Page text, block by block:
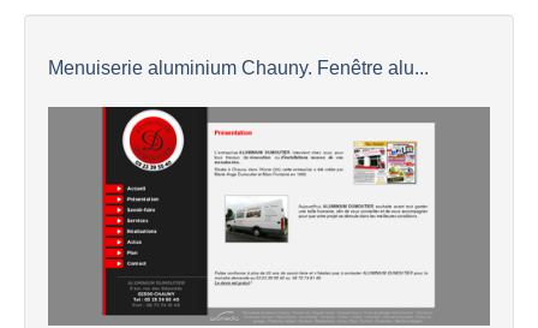
Menuiserie aluminium Chauny. Fenêtre alu...